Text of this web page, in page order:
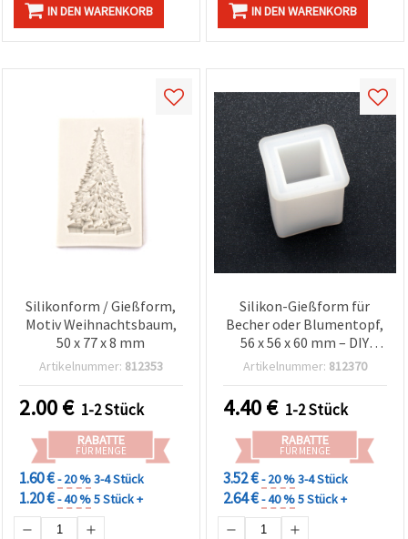
IN DEN WARENKORB IN DEN WARENKORB
Silikonform / Gießform,
Motiv Weihnachtsbaum,
50 x 77 x 8 mm
Artikelnummer: 812353
2.00€ 1-2 Stück
RABATTE
FÜR MENGE
1.60 €- 20 %3-4 Stück
1.20 €- 40 %5 Stück +
Silikon-Gießform für
Becher oder Blumentopf,
56 x 56 x 60 mm – DIY
Basteln, Epoxidharz,
Artikelnummer: 812370
4.40€ 1-2 Stück
RABATTE
FÜR MENGE
3.52 €- 20 %3-4 Stück
2.64 €- 40 %5 Stück +